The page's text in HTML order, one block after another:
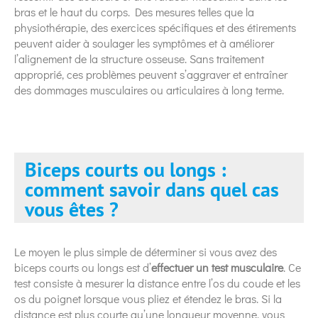
bras et le haut du corps. Des mesures telles que la
physiothérapie, des exercices spécifiques et des étirements
peuvent aider à soulager les symptômes et à améliorer
l’alignement de la structure osseuse. Sans traitement
approprié, ces problèmes peuvent s’aggraver et entraîner
des dommages musculaires ou articulaires à long terme.
Biceps courts ou longs :
comment savoir dans quel cas
vous êtes ?
Le moyen le plus simple de déterminer si vous avez des
biceps courts ou longs est d’effectuer un test musculaire. Ce
test consiste à mesurer la distance entre l’os du coude et les
os du poignet lorsque vous pliez et étendez le bras. Si la
distance est plus courte qu’une longueur moyenne, vous